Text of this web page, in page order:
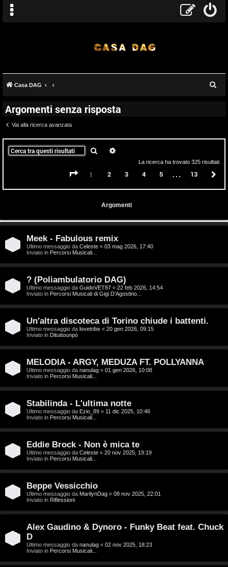
A
r
g
o
m
e
n
t
i
s
e
n
z
a
r
p
o
Casa DAG
Argomenti senza risposta
Vai alla ricerca avanzata
Cerca
La ricerca ha trovato 325 risultati
Pagina di
1 2 3 4 5 … 13
Argomenti
Meek - Fabulous remix
Ultimo messaggio da Celeste « 03 mag 2026, 17:40
Inviato in Percorsi Musicali...
? (Poliambulatorio DAG)
Ultimo messaggio da GuidoVET87 « 22 feb 2026, 14:54
Inviato in Percorsi Musicali di Gigi D'Agostino...
Un'altra discoteca di Torino chiude i battenti.
Ultimo messaggio da lovetribe « 20 gen 2026, 09:15
Inviato in Dituttounpò
MELODIA - ARGY, MEDUZA FT. POLLYANNA
Ultimo messaggio da nanulag « 01 gen 2026, 10:08
Inviato in Percorsi Musicali...
Stabilinda - L'ultima notte
Ultimo messaggio da Ezio_89 « 11 dic 2025, 10:46
Inviato in Percorsi Musicali...
Eddie Brock - Non è mica te
Ultimo messaggio da Celeste « 20 nov 2025, 19:19
Inviato in Percorsi Musicali...
Beppe Vessicchio
Ultimo messaggio da MarilynDag « 08 nov 2025, 22:01
Inviato in Riflessioni
Alex Gaudino & Dynoro - Funky Beat feat. Chuck
D
Ultimo messaggio da nanulag « 02 nov 2025, 18:23
Inviato in Percorsi Musicali...
T
o
p
i
c
A
t
t
i
v
i
G
i
g
D
'
A
g